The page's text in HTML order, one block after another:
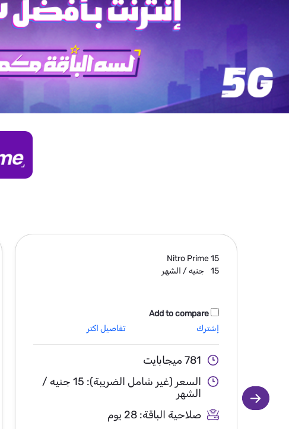
Nitro Prime15
15
جنيه / الشهر
Add to compare
إشترك
تفاصيل اكتر
781 ميجابايت
السعر (غير شامل الضريبة): 15 جنيه /
الشهر
صلاحية الباقة: 28 يوم